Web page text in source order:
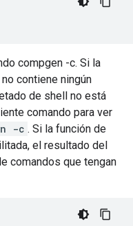
compgen -c. Si la
no contiene ningún
de shell no está
comando para ver
-c . Si la función de
el resultado del
comandos que tengan